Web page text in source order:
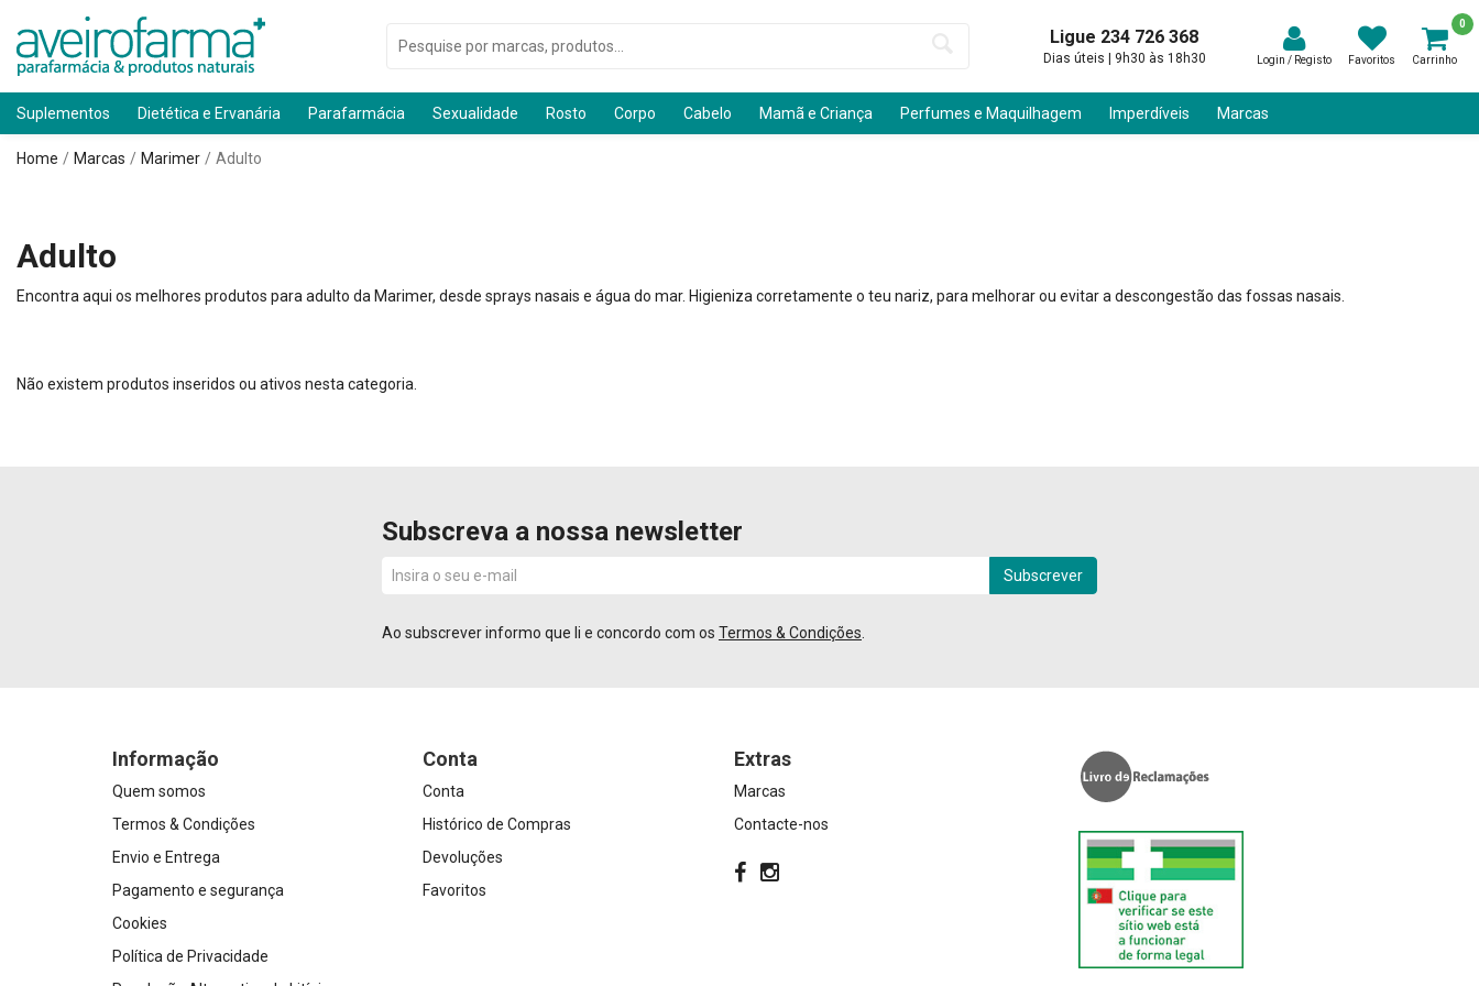
Ligue 234 726 368
Dias úteis | 9h30 às 18h30 Login / Registo Favoritos Carrinho
0
Suplementos Dietética e Ervanária Parafarmácia Sexualidade Rosto Corpo Cabelo Mamã e Criança Perfumes e Maquilhagem Imperdíveis Marcas
Home Marcas Marimer Adulto
Adulto
Encontra aqui os melhores produtos para adulto da Marimer, desde sprays nasais e água do mar. Higieniza corretamente o teu nariz, para melhorar ou evitar a descongestão das fossas nasais.
Não existem produtos inseridos ou ativos nesta categoria.
Subscreva a nossa newsletter
Subscrever
Ao subscrever informo que li e concordo com os Termos & Condições
Informação
Quem somos
Termos & Condições
Envio e Entrega
Pagamento e segurança
Cookies
Política de Privacidade
Conta
Conta
Histórico de Compras
Devoluções
Favoritos
Extras
Marcas
Contacte-nos